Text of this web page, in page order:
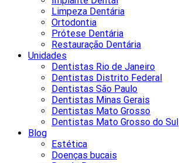
Limpeza Dentária
Ortodontia
Prótese Dentária
Restauração Dentária
Unidades
Dentistas Rio de Janeiro
Dentistas Distrito Federal
Dentistas São Paulo
Dentistas Minas Gerais
Dentistas Mato Grosso
Dentistas Mato Grosso do Sul
Blog
Estética
Doenças bucais